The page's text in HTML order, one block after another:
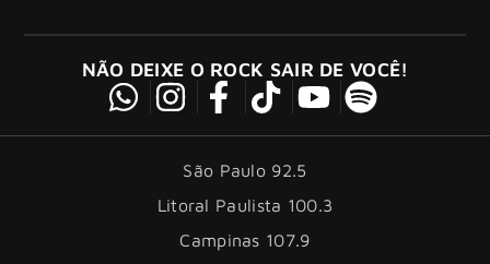
NÃO DEIXE O ROCK SAIR DE VOCÊ!
São Paulo 92.5
Litoral Paulista 100.3
Campinas 107.9